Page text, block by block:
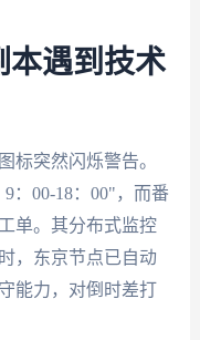
本遇到技术
标突然闪烁警告。
：00-18：00"，而番
单。其分布式监控
，东京节点已自动
能力，对倒时差打